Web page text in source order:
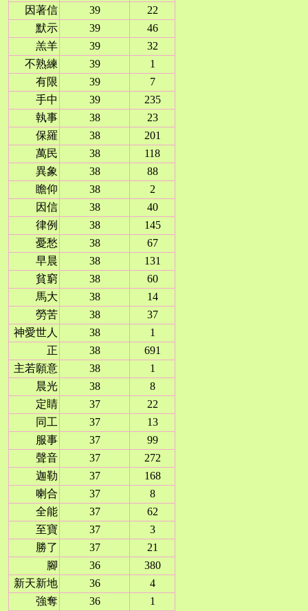
因著信
39
22
默示
39
46
羔羊
39
32
不熟練
39
1
有限
39
7
手中
39
235
執事
38
23
保羅
38
201
萬民
38
118
異象
38
88
瞻仰
38
2
因信
38
40
律例
38
145
憂愁
38
67
早晨
38
131
貧窮
38
60
馬大
38
14
勞苦
38
37
神愛世人
38
1
正
38
691
主若願意
38
1
晨光
38
8
定睛
37
22
同工
37
13
服事
37
99
聲音
37
272
迦勒
37
168
喇合
37
8
全能
37
62
至寶
37
3
勝了
37
21
腳
36
380
新天新地
36
4
強奪
36
1